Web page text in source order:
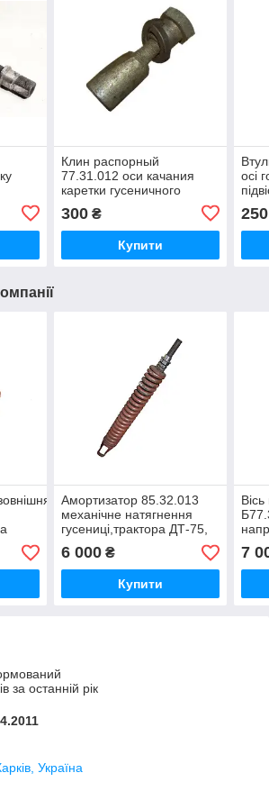
75МВ,ДТ-75НБ
Клин распорный
77.31.012 оси качания
каретки гусеничного
300₴
Купити
осі
250
Амортизатор 85.32.013
механічне натягнення
гусениці,трактора ДТ-75,
ДТ-75Н, ДТ-75М,
ДТ-75МВ, ДТ-75НБ
6 000₴
Купити
ДТ-
7
за останній рік
Україна